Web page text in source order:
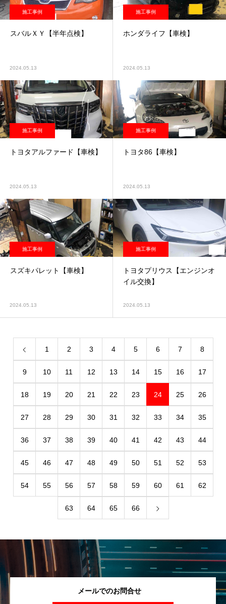
施工事例
スバルＸＹ【半年点検】
2024.05.13
施工事例
ホンダライフ【車検】
2024.05.13
施工事例
トヨタアルファード【車検】
2024.05.13
施工事例
トヨタ86【車検】
2024.05.13
施工事例
スズキパレット【車検】
2024.05.13
施工事例
トヨタプリウス【エンジンオ
イル交換】
2024.05.13
1 2 3 4 5 6 7 8
9 10 11 12 13 14 15 16 17
18 19 20 21 22 23 24 25 26
27 28 29 30 31 32 33 34 35
36 37 38 39 40 41 42 43 44
45 46 47 48 49 50 51 52 53
54 55 56 57 58 59 60 61 62
63 64 65 66
メールでのお問合せ